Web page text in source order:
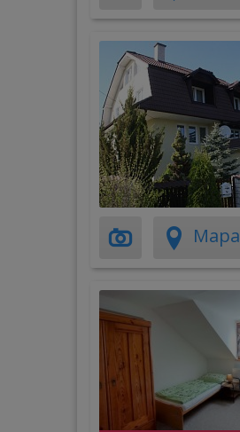
Mapa